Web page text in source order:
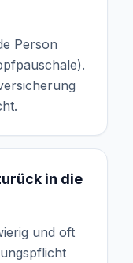
Person
in die
und oft